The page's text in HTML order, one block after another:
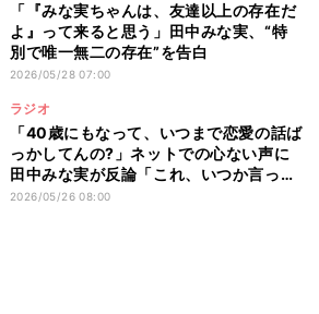
「『みな実ちゃんは、友達以上の存在だ
よ』って来ると思う」田中みな実、“特
別で唯一無二の存在”を告白
2026/05/28 07:00
ラジオ
「40歳にもなって、いつまで恋愛の話ば
っかしてんの?」ネットでの心ない声に
田中みな実が反論「これ、いつか言って
やろう! と思って」
2026/05/26 08:00